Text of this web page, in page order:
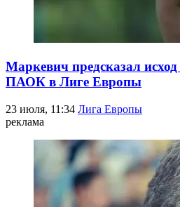
Маркевич предсказал
ПАОК в Лиге Европы
23 июля, 11:34 Лига Европы
реклама